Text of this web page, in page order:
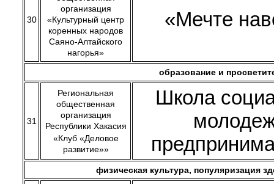
30
организация
«Культурный центр
коренных народов
Саяно-Алтайского
нагорья»
«Мечте
образование и
31
Региональная
общественная
организация
Республики Хакасия
«Клуб «Деловое
развитие»»
Школа
физическая культура, популяризация